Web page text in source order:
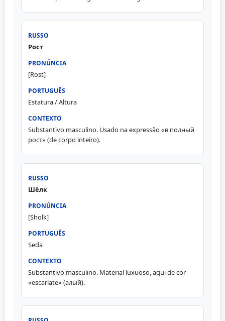
Рост
[Rost]
Estatura / Altura
Substantivo masculino. Usado na expressão «в полный
рост» (de corpo inteiro).
Шёлк
[Sholk]
Seda
Substantivo masculino. Material luxuoso, aqui de cor
«escarlate» (алый).